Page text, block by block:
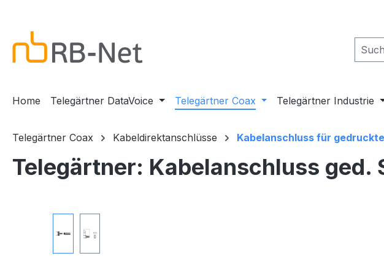
Home Telegärtner DataVoice Telegärtner Coax Telegärtner Industrie
Telegärtner Coax Kabeldirektanschlüsse Kabelanschluss für
Telegärtner: Kabelanschluss ged.